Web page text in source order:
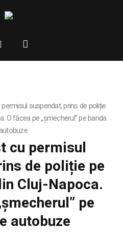
suspendat, prins de poliție
O făcea pe „șmecherul” pe banda
cu permisul
de poliție pe
Cluj-Napoca.
pe
autobuze